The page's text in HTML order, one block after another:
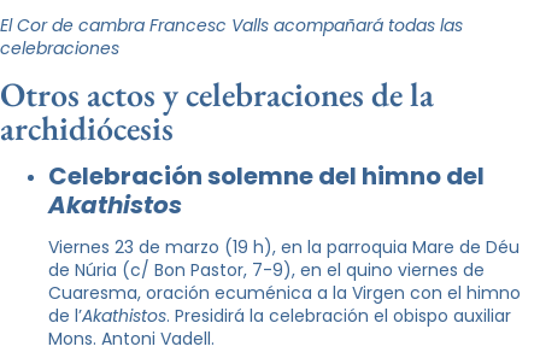
El Cor de cambra Francesc Valls acompañará todas las
celebraciones
Otros actos y celebraciones de la
archidiócesis
Celebración solemne del himno del
Akathistos
Viernes 23 de marzo (19 h), en la parroquia Mare de Déu
de Núria (c/ Bon Pastor, 7-9), en el quino viernes de
Cuaresma, oración ecuménica a la Virgen con el himno
de l’Akathistos. Presidirá la celebración el obispo auxiliar
Mons. Antoni Vadell.